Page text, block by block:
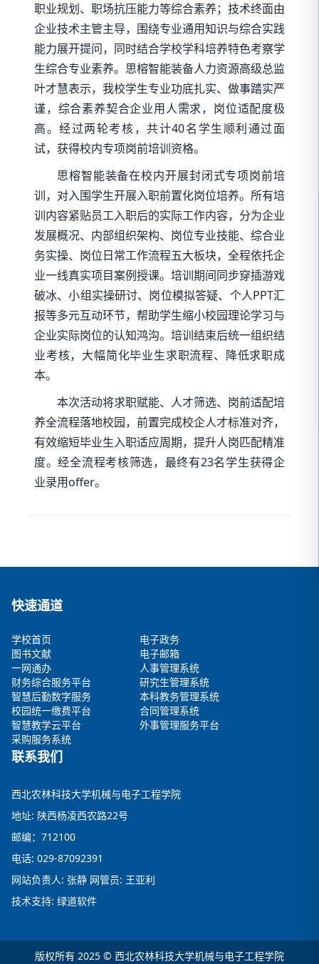
职业规划、职场抗压能力等综合素养；技术终面由
企业技术主管主导，围绕专业通用知识与综合实践
能力展开提问，同时结合学校学科培养特色考察学
生综合专业素养。思榕智能装备人力资源高级总监
叶才慧表示，我校学生专业功底扎实、做事踏实严
谨，综合素养契合企业用人需求，岗位适配度极
高。经过两轮考核，共计40名学生顺利通过面
试，获得校内专项岗前培训资格。
思榕智能装备在校内开展封闭式专项岗前培
训，对入围学生开展入职前置化岗位培养。所有培
训内容紧贴员工入职后的实际工作内容，分为企业
发展概况、内部组织架构、岗位专业技能、综合业
务实操、岗位日常工作流程五大板块，全程依托企
业一线真实项目案例授课。培训期间同步穿插游戏
破冰、小组实操研讨、岗位模拟答疑、个人PPT汇
报等多元互动环节，帮助学生缩小校园理论学习与
企业实际岗位的认知鸿沟。培训结束后统一组织结
业考核，大幅简化毕业生求职流程、降低求职成
本。
本次活动将求职赋能、人才筛选、岗前适配培
养全流程落地校园，前置完成校企人才标准对齐，
有效缩短毕业生入职适应周期，提升人岗匹配精准
度。经全流程考核筛选，最终有23名学生获得企
业录用offer。
快速通道
学校首页
电子政务
图书文献
电子邮箱
一网通办
人事管理系统
财务综合服务平台
研究生管理系统
智慧后勤数字服务
本科教务管理系统
校园统一缴费平台
合同管理系统
智慧教学云平台
外事管理服务平台
采购服务系统
联系我们
西北农林科技大学机械与电子工程学院
地址: 陕西杨凌西农路22号
邮编：712100
电话: 029-87092391
网站负责人: 张静 网管员: 王亚利
技术支持: 绿道软件
版权所有 2025 © 西北农林科技大学机械与电子工程学院